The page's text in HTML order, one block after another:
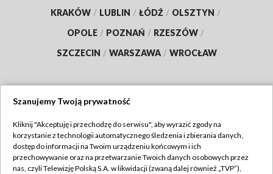
KRAKÓW / LUBLIN / ŁÓDŹ / OLSZTYN /
OPOLE / POZNAŃ / RZESZÓW /
SZCZECIN / WARSZAWA / WROCŁAW
TVP
Abonament TVP
Regulamin TVP
Szanujemy Twoją prywatność
Kliknij "Akceptuję i przechodzę do serwisu", aby wyrazić zgody na
korzystanie z technologii automatycznego śledzenia i zbierania danych,
dostęp do informacji na Twoim urządzeniu końcowym i ich
przechowywanie oraz na przetwarzanie Twoich danych osobowych przez
nas, czyli Telewizję Polską S.A. w likwidacji (zwaną dalej również „TVP”),